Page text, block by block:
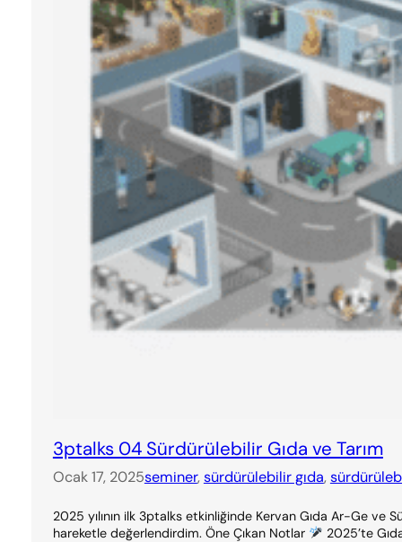
3ptalks 04 Sürdürülebilir Gıda ve Tarım
Ocak 17, 2025seminer, sürdürülebilir gıda,
2025 yılının ilk 3ptalks etkinliğinde Kervan Gıda Ar-Ge ve
hareketle değerlendirdim. Öne Çıkan Notlar
2025’te